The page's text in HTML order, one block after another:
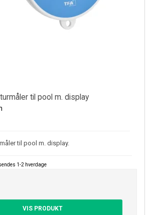
til pool m. display
til pool m. display.
1-2 hverdage
VIS PRODUKT